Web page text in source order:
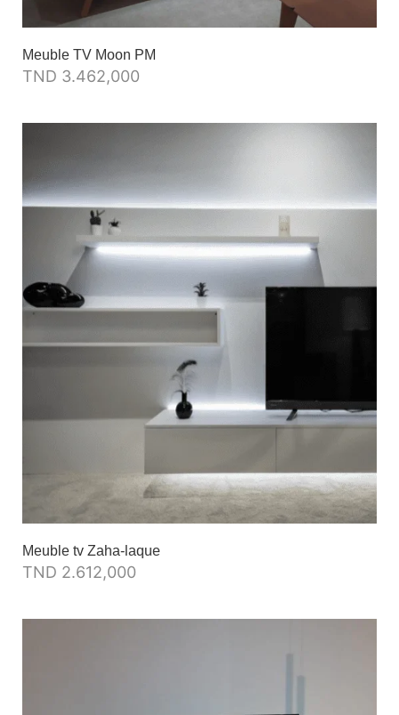
Meuble TV Moon PM
TND 3.462,000
Meuble tv Zaha-laque
TND 2.612,000